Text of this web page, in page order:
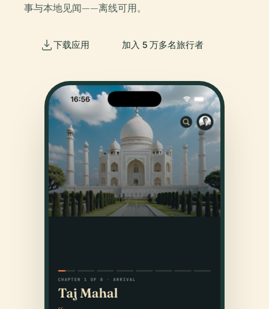
事与本地见闻——离线可用。
下载应用 加入 5 万多名旅行者